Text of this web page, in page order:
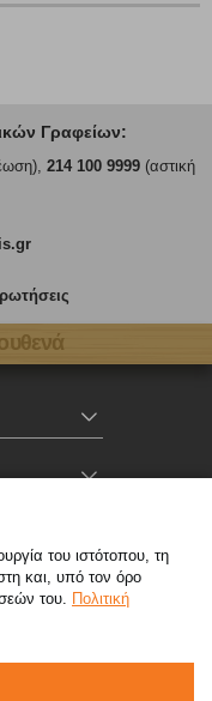
Γραφείων:
214 100 9999(αστική
χωρίς χρέωση),
του ιστότοπου, τη
και, υπό τον όρο
του. Πολιτική